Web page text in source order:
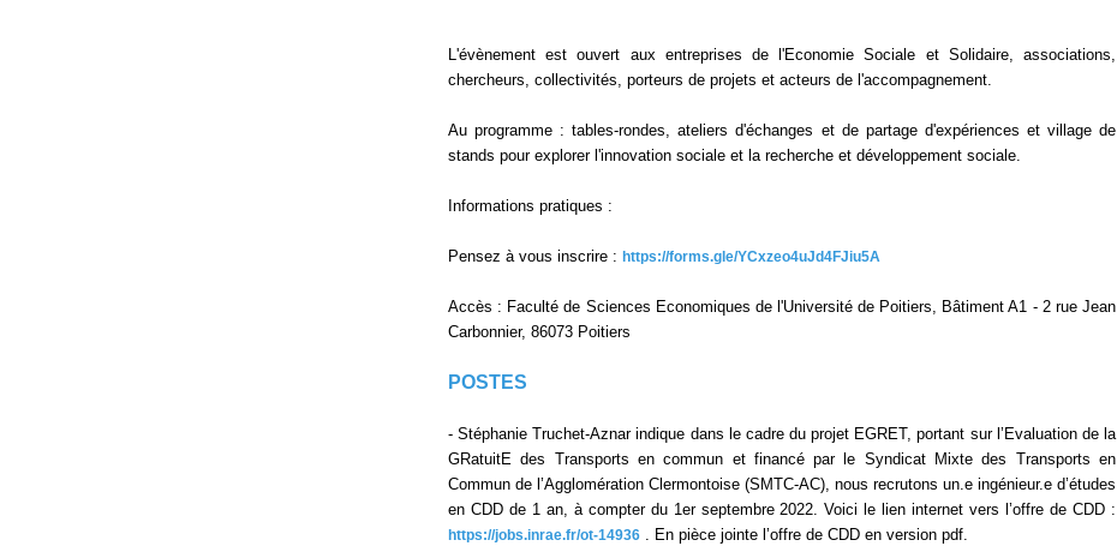
L'évènement est ouvert aux entreprises de l'Economie Sociale et Solidaire, associations,
chercheurs, collectivités, porteurs de projets et acteurs de l'accompagnement.
Au programme : tables-rondes, ateliers d'échanges et de partage d'expériences et village de
stands pour explorer l'innovation sociale et la recherche et développement sociale.
Informations pratiques :
Pensez à vous inscrire : https://forms.gle/YCxzeo4uJd4FJiu5A
Accès : Faculté de Sciences Economiques de l'Université de Poitiers, Bâtiment A1 - 2 rue Jean
Carbonnier, 86073 Poitiers
POSTES
- Stéphanie Truchet-Aznar indique dans le cadre du projet EGRET, portant sur l’Evaluation de la
GRatuitE des Transports en commun et financé par le Syndicat Mixte des Transports en
Commun de l’Agglomération Clermontoise (SMTC-AC), nous recrutons un.e ingénieur.e d’études
en CDD de 1 an, à compter du 1er septembre 2022. Voici le lien internet vers l’offre de CDD :
https://jobs.inrae.fr/ot-14936 . En pièce jointe l’offre de CDD en version pdf.